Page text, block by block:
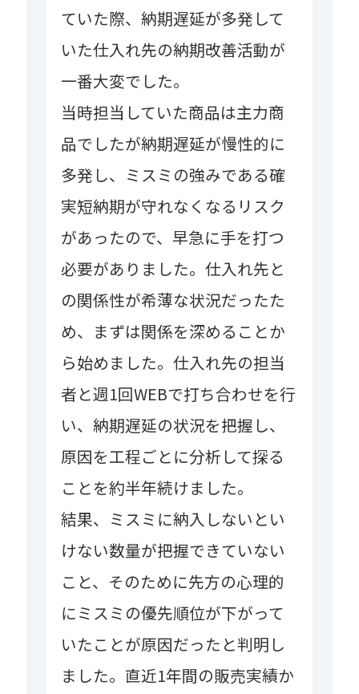
ていた際、納期遅延が多発して
いた仕入れ先の納期改善活動が
一番大変でした。
当時担当していた商品は主力商
品でしたが納期遅延が慢性的に
多発し、ミスミの強みである確
実短納期が守れなくなるリスク
があったので、早急に手を打つ
必要がありました。仕入れ先と
の関係性が希薄な状況だったた
め、まずは関係を深めることか
ら始めました。仕入れ先の担当
者と週1回WEBで打ち合わせを行
い、納期遅延の状況を把握し、
原因を工程ごとに分析して探る
ことを約半年続けました。
結果、ミスミに納入しないとい
けない数量が把握できていない
こと、そのために先方の心理的
にミスミの優先順位が下がって
いたことが原因だったと判明し
ました。直近1年間の販売実績か